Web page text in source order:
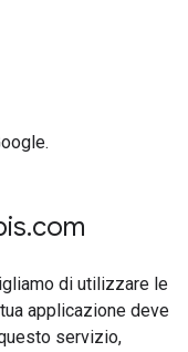
.com
di utilizzare le
applicazione deve
servizio,